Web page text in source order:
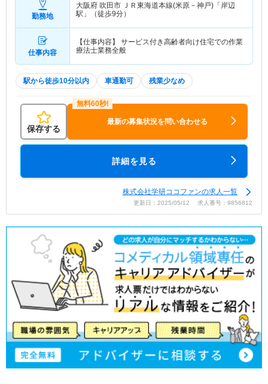
勤務地
大阪府 吹田市
ＪＲ東海道本線(米原－神戸)「岸辺
駅」（徒歩9分）
仕事内容
【仕事内容】 サービス付き高齢者向け住宅での作業
療法士業務全般
駅から徒歩10分以内 車通勤可 残業少なめ
保存する
最新の募集状況を問い合わせる
詳細を見る
株式会社学研ココファンの求人一覧
更新日：2025/05/12 求人番号：9856812